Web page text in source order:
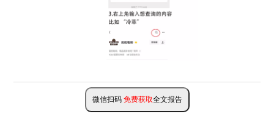
微信扫码 免费获取全文报告